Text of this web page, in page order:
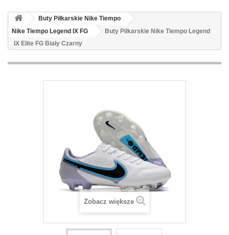
Buty Piłkarskie Nike Tiempo
Nike Tiempo Legend IX FG
Buty Pilkarskie Nike Tiempo Legend
IX Elite FG Biały Czarny
Zobacz większe